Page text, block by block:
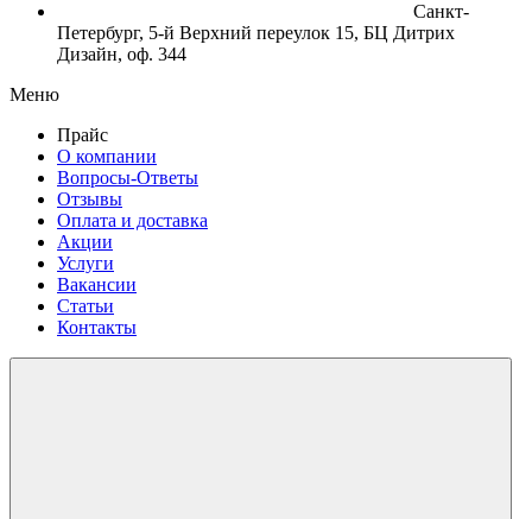
Санкт-
Петербург, 5-й Верхний переулок 15, БЦ Дитрих
Дизайн, оф. 344
Меню
Прайс
О компании
Вопросы-Ответы
Отзывы
Оплата и доставка
Акции
Услуги
Вакансии
Статьи
Контакты